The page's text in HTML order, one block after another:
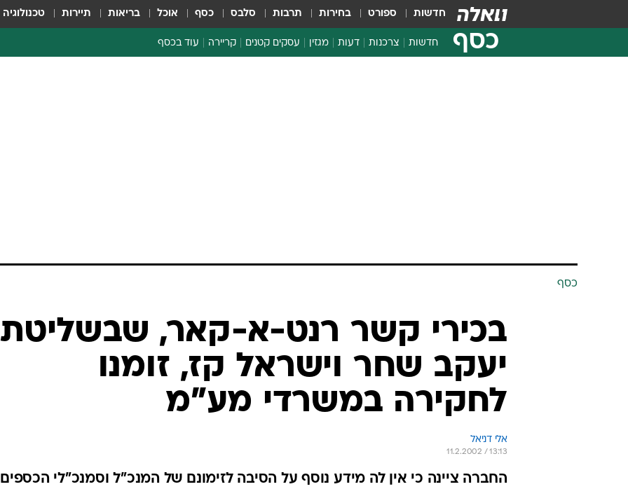
חדשות ספורט בחירות תרבות סלבס כסף אוכל בריאות תיירות טכנולוגיה
כסף חדשות צרכנות דעות מגזין עסקים קטנים קריירה עוד בכסף
כסף
בכירי קשר רנט-א-קאר, שבשליטת
יעקב שחר וישראל קז, זומנו
לחקירה במשרדי מע"מ
אלי דניאל
11.2.2002 / 13:13
החברה ציינה כי אין לה מידע נוסף על הסיבה לזימונם של המנכ"ל וסמנכ"לי הכספים